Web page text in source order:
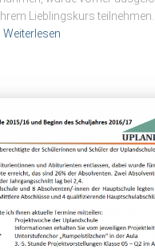
Lieblingskurs
Weiterlesen